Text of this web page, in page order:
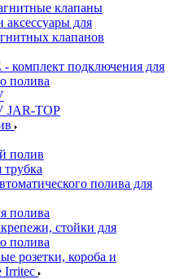
клапаны
аксессуары для
клапанов
- комплект подключения для
полива
JAR-TOP
полив
трубка
полива для
полива
стойки для
полива
розетки, короба и
Irritec